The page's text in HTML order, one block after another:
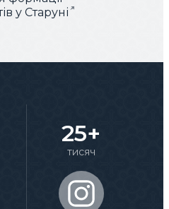
у Старуні
25+
тисяч